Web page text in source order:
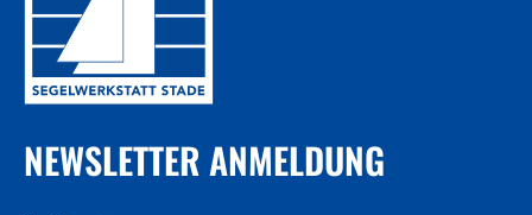
NEWSLETTER ANMELDUNG